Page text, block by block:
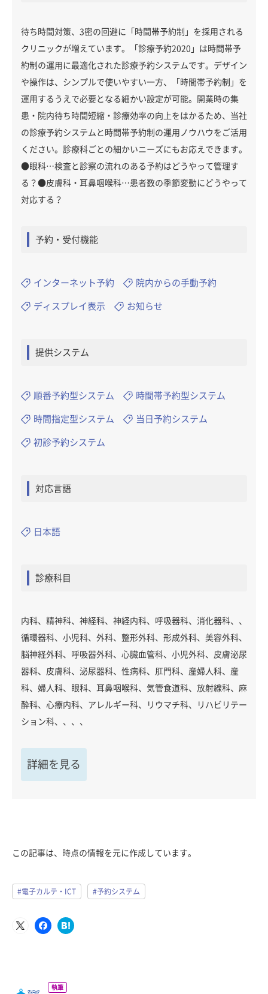
待ち時間対策、3密の回避に「時間帯予約制」を採用される
クリニックが増えています。「診療予約2020」は時間帯予
約制の運用に最適化された診療予約システムです。デザイン
や操作は、シンプルで使いやすい一方、「時間帯予約制」を
運用するうえで必要となる細かい設定が可能。開業時の集
患・院内待ち時間短縮・診療効率の向上をはかるため、当社
の診療予約システムと時間帯予約制の運用ノウハウをご活用
ください。診療科ごとの細かいニーズにもお応えできます。
●眼科…検査と診察の流れのある予約はどうやって管理す
る？●皮膚科・耳鼻咽喉科…患者数の季節変動にどうやって
対応する？
予約・受付機能
インターネット予約 院内からの手動予約
ディスプレイ表示 お知らせ
提供システム
順番予約型システム 時間帯予約型システム
時間指定型システム 当日予約システム
初診予約システム
対応言語
日本語
診療科目
内科、精神科、神経科、神経内科、呼吸器科、消化器科、、
循環器科、小児科、外科、整形外科、形成外科、美容外科、
脳神経外科、呼吸器外科、心臓血管科、小児外科、皮膚泌尿
器科、皮膚科、泌尿器科、性病科、肛門科、産婦人科、産
科、婦人科、眼科、耳鼻咽喉科、気管食道科、放射線科、麻
酔科、心療内科、アレルギー科、リウマチ科、リハビリテー
ション科、、、、
詳細を見る
この記事は、時点の情報を元に作成しています。
#電子カルテ・ICT #予約システム
執筆